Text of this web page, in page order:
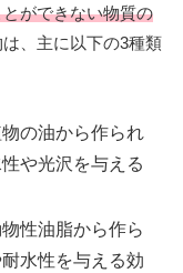
ができない物質の
、主に以下の3種類
の油から作られ
や光沢を与える
性油脂から作ら
水性を与える効